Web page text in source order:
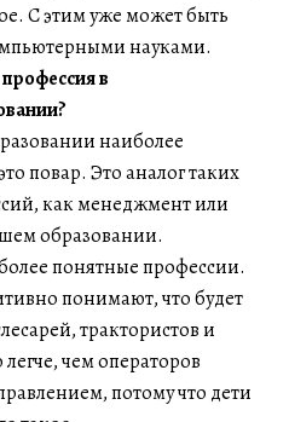
С этим уже может быть
науками.
в
наиболее
повар. Это аналог таких
как менеджмент или
образовании.
понятные профессии.
понимают, что будет
трактористов и
чем операторов
потому что дети